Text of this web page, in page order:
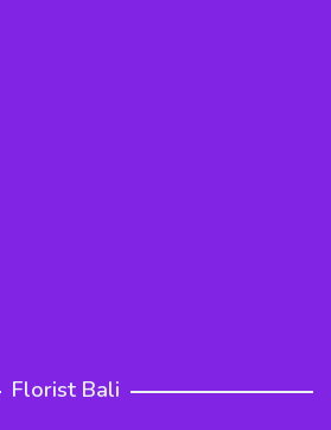
Florist Bali